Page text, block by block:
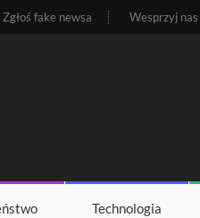
Zgłoś fake newsa Wesprzyj nas
Technologia